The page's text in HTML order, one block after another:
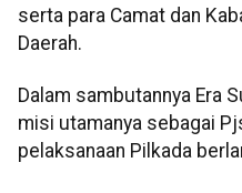
serta para Camat dan
Daerah.
Dalam sambutannya Era
misi utamanya sebagai
pelaksanaan Pilkada